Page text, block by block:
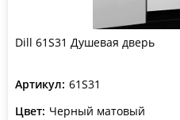
Dill 61S31 Душевая дверь
Артикул: 61S31
Цвет: Черный матовый